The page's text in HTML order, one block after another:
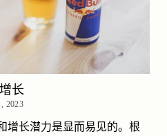
长
2023
增长潜力是显而易见的。根